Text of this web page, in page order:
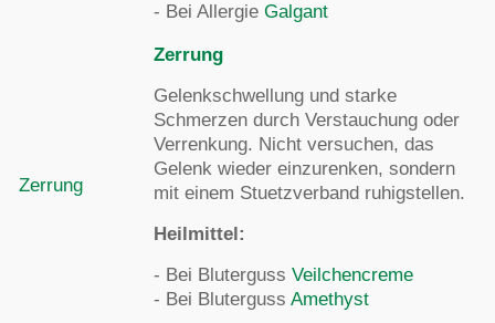
- Bei Allergie Galgant
Zerrung
Zerrung
Gelenkschwellung und starke
Schmerzen durch Verstauchung oder
Verrenkung. Nicht versuchen, das
Gelenk wieder einzurenken, sondern
mit einem Stuetzverband ruhigstellen.
Heilmittel:
- Bei Bluterguss Veilchencreme
- Bei Bluterguss Amethyst